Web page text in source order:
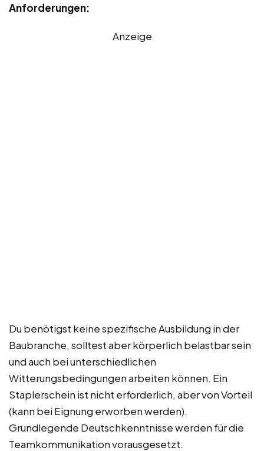
Anforderungen:
Anzeige
Du benötigst keine spezifische Ausbildung in der
Baubranche, solltest aber körperlich belastbar sein
und auch bei unterschiedlichen
Witterungsbedingungen arbeiten können. Ein
Staplerschein ist nicht erforderlich, aber von Vorteil
(kann bei Eignung erworben werden).
Grundlegende Deutschkenntnisse werden für die
Teamkommunikation vorausgesetzt.